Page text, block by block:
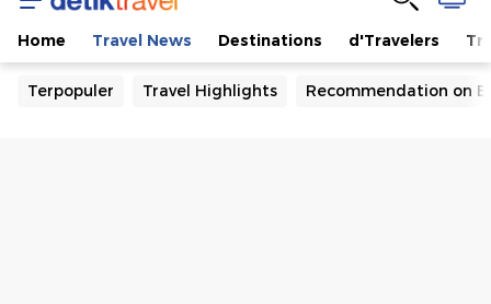
Home Travel News Destinations d'Travelers
Terpopuler Travel Highlights Recommendation on